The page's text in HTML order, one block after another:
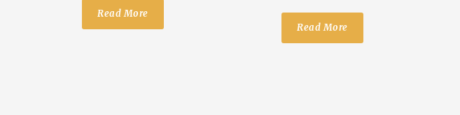
Read More
Read More